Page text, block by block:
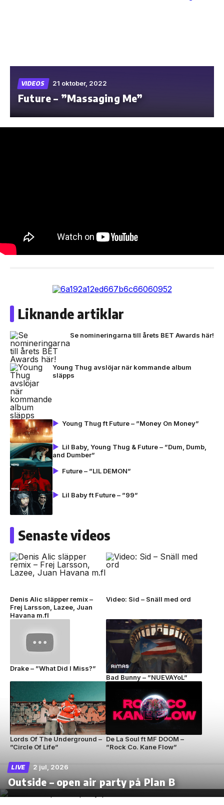
content
VIDEOS 21 oktober, 2022
Future – ”Massaging Me”
Liknande artiklar
Se nomineringarna till årets BET Awards här!
Young Thug avslöjar när kommande album
släpps
Young Thug ft Future – ”Money On Money”
Lil Baby, Young Thug & Future – ”Dum, Dumb,
and Dumber”
Future – ”LIL DEMON”
Lil Baby ft Future – ”99”
Senaste videos
Denis Alic släpper remix –
Frej Larsson, Lazee, Juan
Havana m.fl
Video: Sid – Snäll med ord
Drake – ”What Did I Miss?”
Bad Bunny – ”NUEVAYoL”
Lords Of The Underground –
”Circle Of Life”
De La Soul ft MF DOOM –
”Rock Co. Kane Flow”
LIVE 2 jul, 2026
Outside – open air party på Plan B